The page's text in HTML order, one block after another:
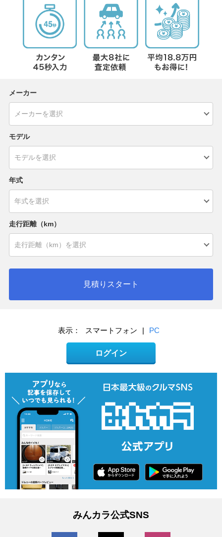
メーカー
モデル
年式
走行距離（km）
見積りスタート
表示： スマートフォン | PC
ログイン
みんカラ公式SNS